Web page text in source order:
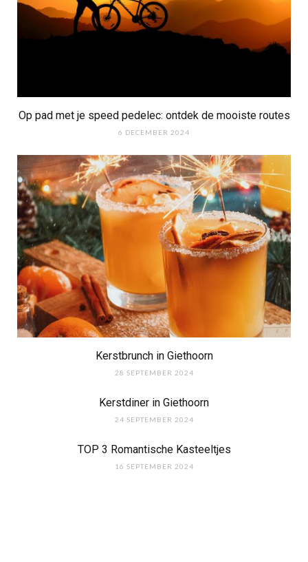
Op pad met je speed pedelec: ontdek de mooiste routes
6 DECEMBER 2024
Kerstbrunch in Giethoorn
28 SEPTEMBER 2024
Kerstdiner in Giethoorn
24 SEPTEMBER 2024
TOP 3 Romantische Kasteeltjes
16 SEPTEMBER 2024